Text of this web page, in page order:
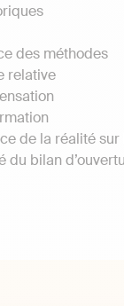
des méthodes
relative
de la réalité sur
du bilan